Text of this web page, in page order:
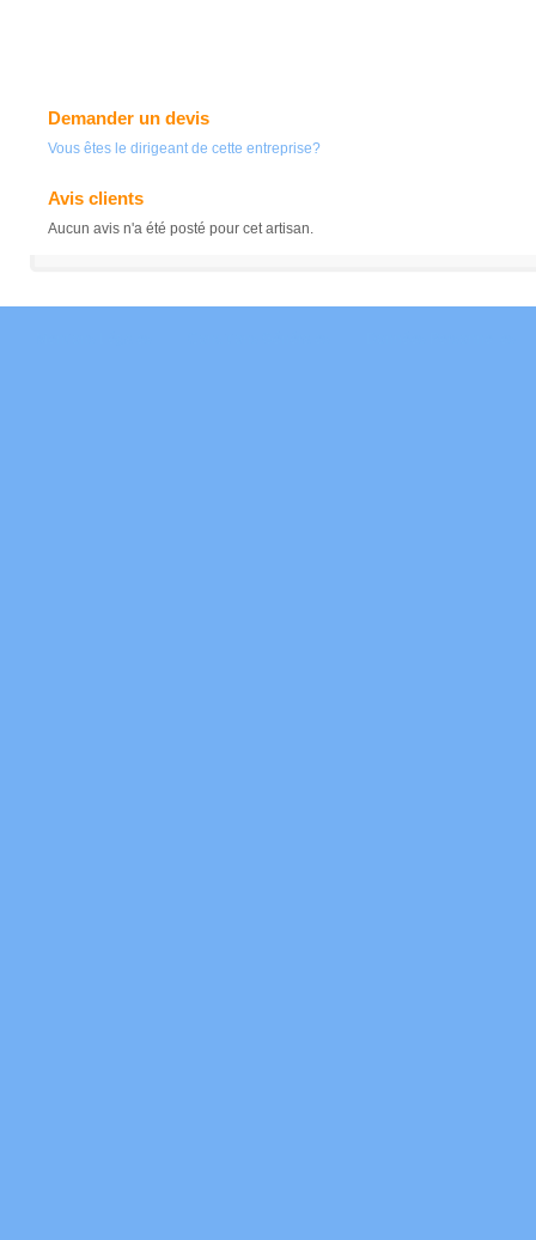
Demander un devis
Vous êtes le dirigeant de cette entreprise?
Avis clients
Aucun avis n'a été posté pour cet artisan.